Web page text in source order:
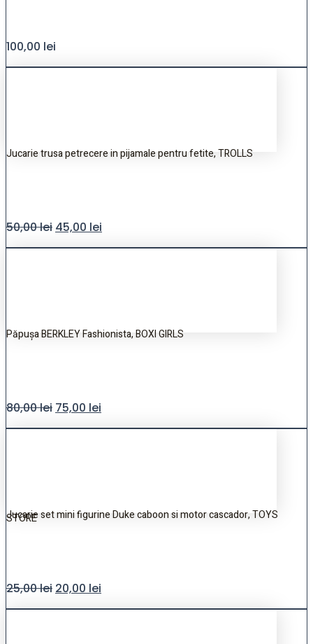
100,00 lei
Jucarie trusa petrecere in pijamale pentru fetite, TROLLS
50,00lei 45,00 lei
Păpușa BERKLEY Fashionista, BOXI GIRLS
80,00lei 75,00 lei
Jucarie set mini figurine Duke caboon si motor cascador, TOYS
STORE
25,00lei 20,00 lei